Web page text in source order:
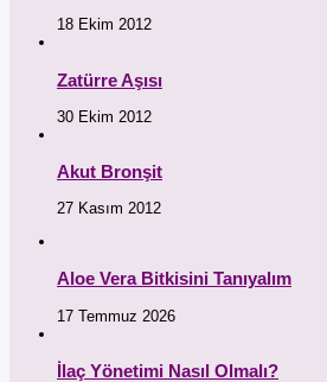
18 Ekim 2012
Zatürre Aşısı
30 Ekim 2012
Akut Bronşit
27 Kasım 2012
Aloe Vera Bitkisini Tanıyalım
17 Temmuz 2026
İlaç Yönetimi Nasıl Olmalı?